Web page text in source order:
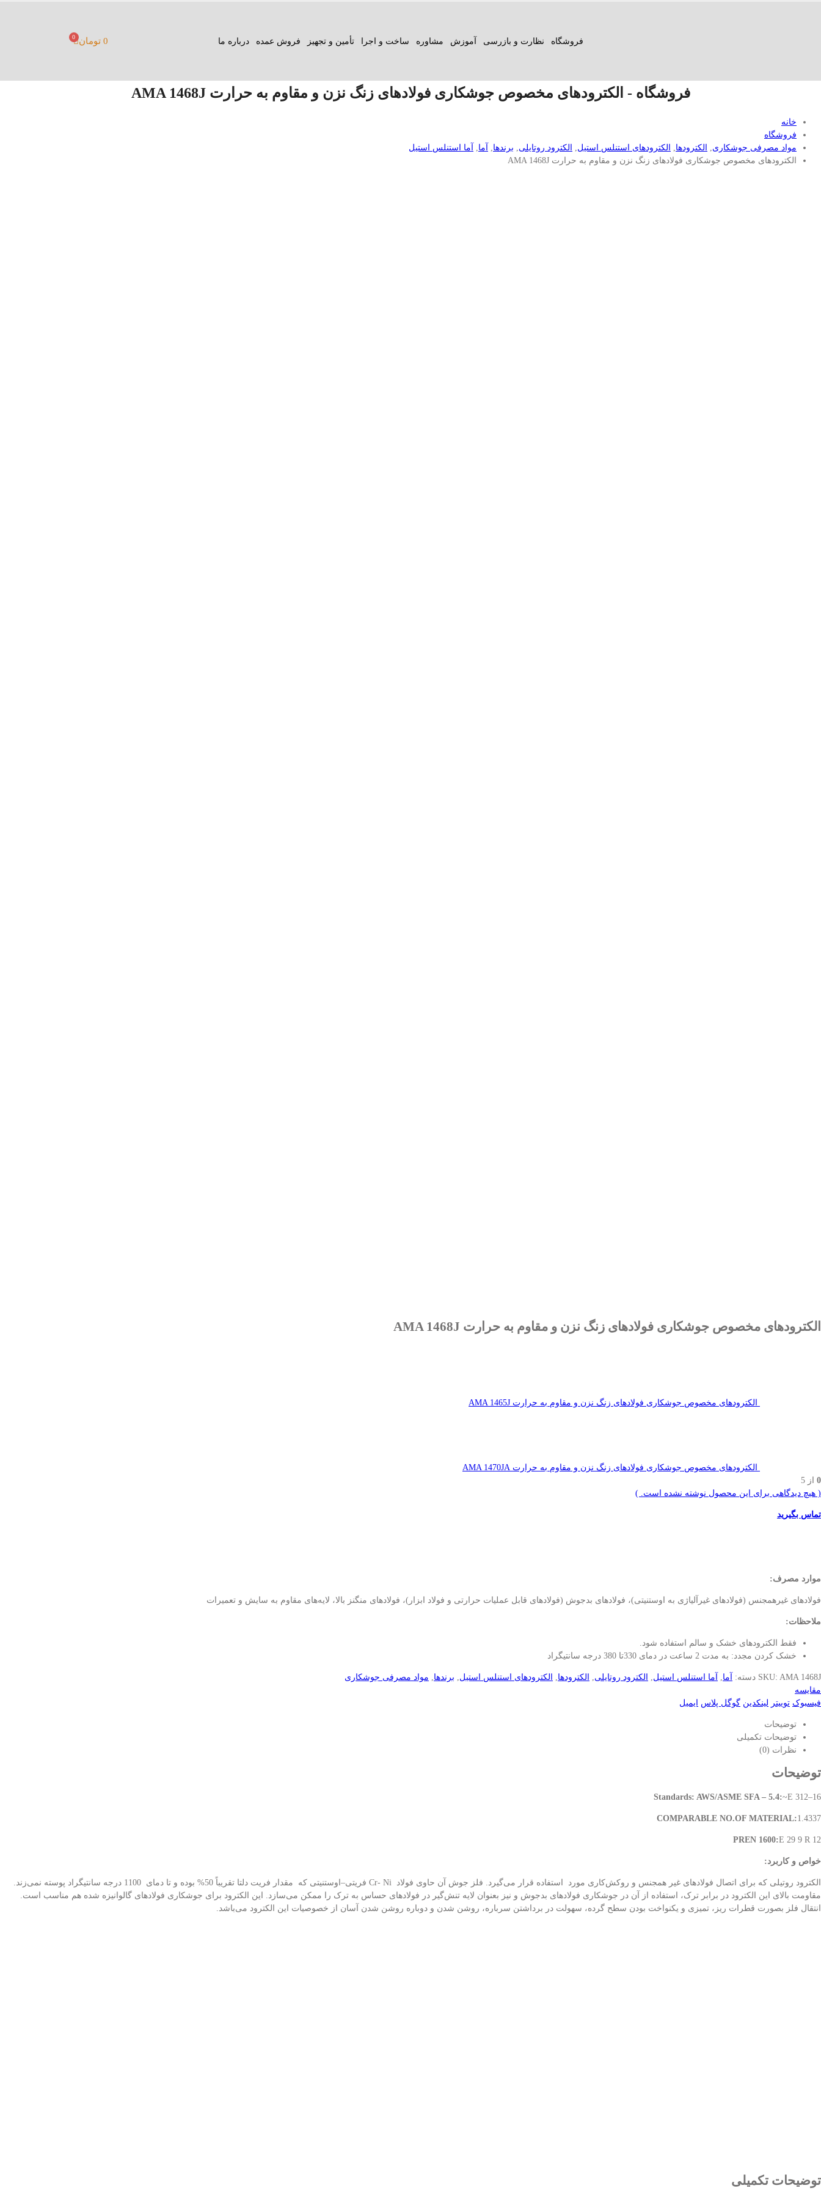
فروشگاه نظارت و بازرسی آموزش مشاوره ساخت و اجرا تأمین و تجهیز فروش عمده درباره ما 0 تومان 0
فروشگاه - الکترودهای مخصوص جوشکاری فولادهای زنگ نزن و مقاوم به حرارت AMA 1468J
خانه
فروشگاه
مواد مصرفی جوشکاری, الکترودها, الکترودهای استنلس استیل, الکترود روتایلی, برندها, آما,
آما استنلس استیل
الکترودهای مخصوص جوشکاری فولادهای زنگ نزن و مقاوم به حرارت AMA 1468J
الکترودهای مخصوص جوشکاری فولادهای زنگ نزن و مقاوم به حرارت AMA 1468J
الکترودهای مخصوص جوشکاری فولادهای زنگ نزن و مقاوم به حرارت AMA 1465J
الکترودهای مخصوص جوشکاری فولادهای زنگ نزن و مقاوم به حرارت AMA 1470JA
0 از 5
( هیچ دیدگاهی برای این محصول نوشته نشده است. )
تماس بگیرید
موارد مصرف:
فولادهای غیرهمجنس (فولادهای غیرآلیاژی به اوستنیتی)، فولادهای بدجوش (فولادهای قابل عملیات حرارتی و فولاد ابزار)، فولادهای منگنز بالا، لایه‌های مقاوم به سایش و تعمیرات
ملاحظات:
فقط الکترودهای خشک و سالم استفاده شود.
خشک کردن مجدد: به مدت 2 ساعت در دمای 330تا 380 درجه سانتیگراد
SKU: AMA 1468J دسته: آما آما استنلس استیل الکترود روتایلی الکترودها الکترودهای استنلس استیل برندها
مواد مصرفی جوشکاری
مقایسه
فیسبوک توییتر لینکدین گوگل پلاس ایمیل
توضیحات
توضیحات تکمیلی
نظرات (0)
توضیحات
Standards: AWS/ASME SFA – 5.4:~E 312–16
COMPARABLE NO.OF MATERIAL:1.4337
PREN 1600:E 29 9 R 12
خواص و کاربرد:
الکترود روتیلی که برای اتصال فولادهای غیر همجنس و روکش‌کاری مورد استفاده قرار می‌گیرد. فلز جوش آن حاوی فولاد –اوستنیتی که مقدار فریت دلتا تقریباً 50% بوده و تا دمای
1100 درجه سانتیگراد پوسته نمی‌زند.
مقاومت بالای این الکترود در برابر ترک، استفاده از آن در جوشکاری فولادهای بدجوش و نیز بعنوان لایه تنش‌گیر در فولادهای حساس به ترک را ممکن می‌سازد. این الکترود برای جوشکاری فولادهای گالوانیزه‌ شده هم مناسب است.
انتقال فلز بصورت قطرات ریز، تمیزی و یکنواخت بودن سطح گرده، سهولت در برداشتن سرباره، روشن شدن و دوباره روشن شدن آسان از خصوصیات این الکترود می‌باشد.
توضیحات تکمیلی